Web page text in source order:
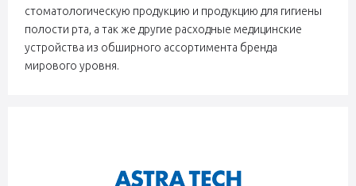
стоматологическую продукцию и продукцию для гигиены
полости рта, а так же другие расходные медицинские
устройства из обширного ассортимента бренда
мирового уровня.